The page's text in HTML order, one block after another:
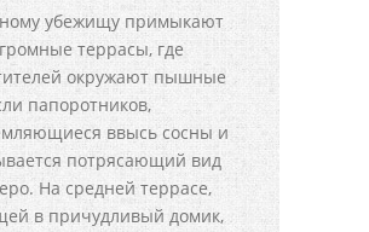
убежищу примыкают
террасы, где
окружают пышные
папоротников,
ввысь сосны и
потрясающий вид
На средней террасе,
в причудливый домик,